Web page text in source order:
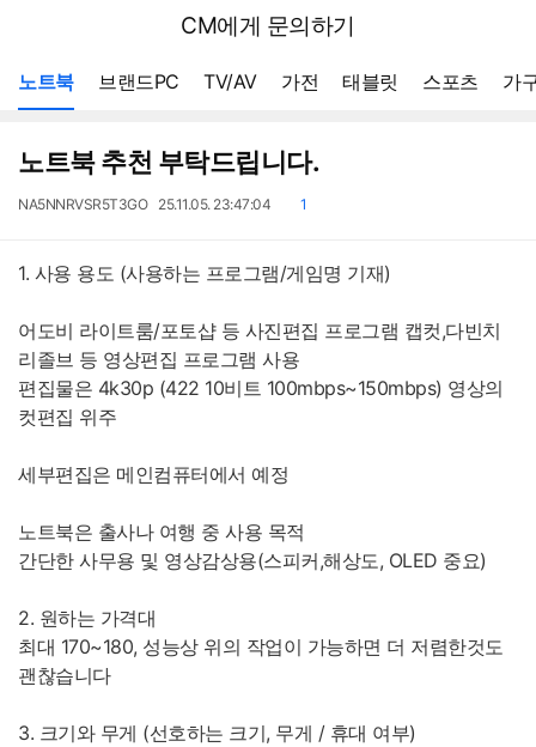
다나와
CM에게 문의하기
노트북 브랜드PC TV/AV 가전 태블릿 스포츠 가
노트북 추천 부탁드립니다.
작
NA5NNRVSR5T3GO
작
25.11.05. 23:47:04
댓1
1. 사용 용도 (사용하는 프로그램/게임명 기재)
어도비 라이트룸/포토샵 등 사진편집 프로그램 캡컷,다빈치
리졸브 등 영상편집 프로그램 사용
편집물은 4k30p (422 10비트 100mbps~150mbps) 영상의
컷편집 위주
세부편집은 메인컴퓨터에서 예정
노트북은 출사나 여행 중 사용 목적
간단한 사무용 및 영상감상용(스피커,해상도, OLED 중요)
2. 원하는 가격대
최대 170~180, 성능상 위의 작업이 가능하면 더 저렴한것도
괜찮습니다
3. 크기와 무게 (선호하는 크기, 무게 / 휴대 여부)